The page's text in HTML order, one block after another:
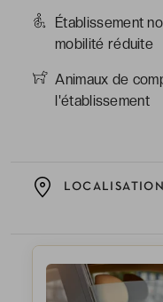
Établissement
mobilité réduite
Animaux de
l'établissement
LOCALISATION